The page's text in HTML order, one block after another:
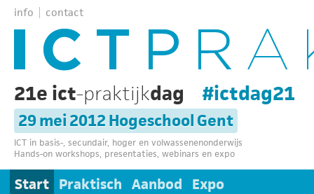
info contact
21e ict-praktijkdag #ictdag21
29 mei 2012 Hogeschool Gent
ICT in basis-, secundair, hoger en volwassenenonderwijs
Hands-on workshops, presentaties, webinars en expo
Start Praktisch Aanbod Expo